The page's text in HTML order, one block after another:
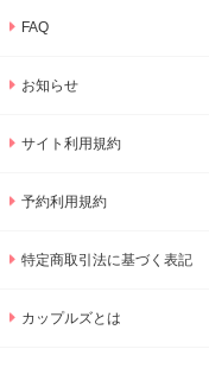
FAQ
お知らせ
サイト利用規約
予約利用規約
特定商取引法に基づく表記
カップルズとは